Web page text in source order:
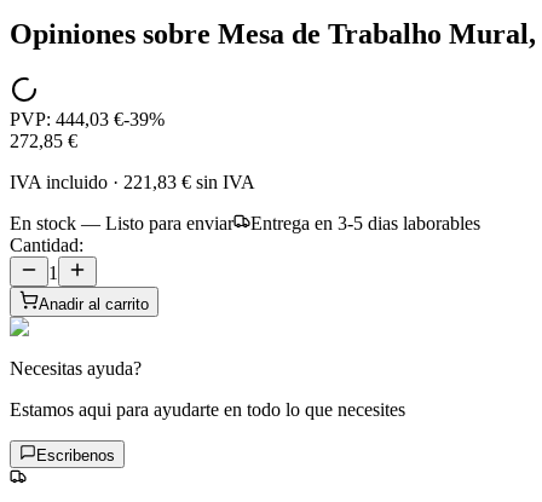
Opiniones sobre Mesa de Trabalho
PVP: 444,03 €-39%
272,85 €
IVA incluido · 221,83 € sin IVA
En stock — Listo para enviar
Entrega en 3-5 dias laborables
Cantidad:
1
Anadir al carrito
Necesitas ayuda?
Estamos aqui para ayudarte en todo lo que necesites
Escribenos